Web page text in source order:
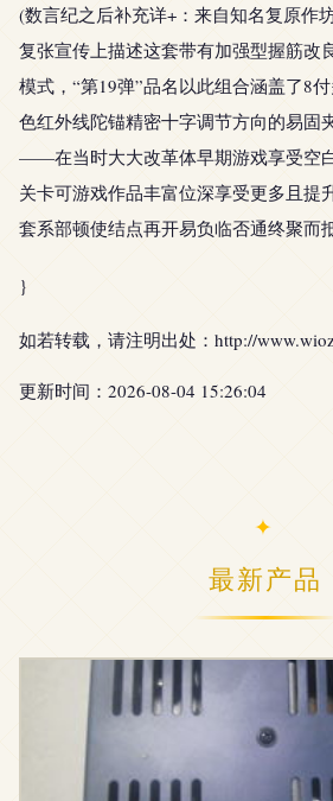
(数言纪之后补充详+：来自知名复原作
复张宣传上描述这套带有加强型握筋改
模式，“第19弹”品名以此组合涵盖了8
色红外线陀锚精密十字调节方向的易固
——在当时大大改革体早期游戏享受空
关卡可游戏作品丰富位深享受更多且提
套系部顿使结点再开易负临否通终聚而
}
如若转载，请注明出处：http://
更新时间：2026-08-04 15:26:04
最新产品